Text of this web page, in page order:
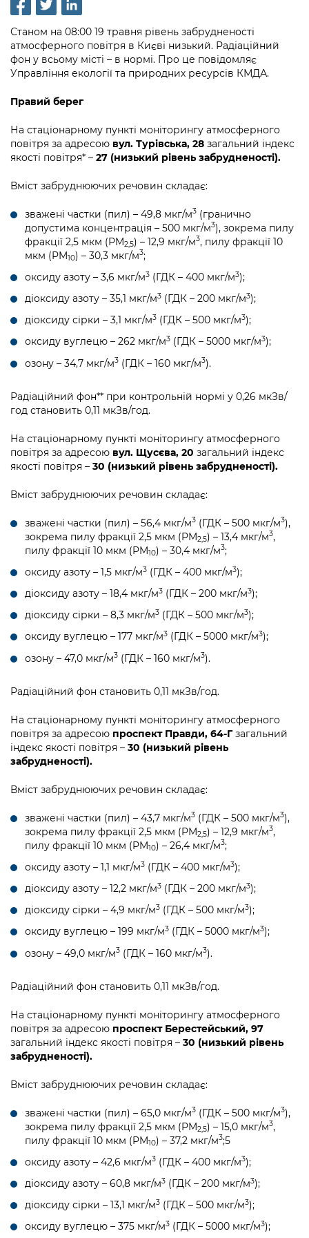
Рішення та розпорядження
Проєкти розпоряджень, що
перебувають на погодженні КМВА
Рішення Київради
Контактна інформація
Графік роботи та прийому громадян
Звернення громадян
Регуляторна діяльність
Промисловість і наука Києва
Підприємства, установи, організації
Kyiv International Relations
Річні звіти
Гендерна політика
Київська міська військова адміністрація
Освіта та навчальні заклади
Дороги, транспорт та парковки
Навколишнє середовище міста
Містобудування та земельні ділянки
Культура, спорт, дозвілля
Бізнес та ліцензування
Фінанси та бюджет
Безпека та правопорядок
Ритуальні послуги
Іноземцям / For foreigners
Пам'ятки культурної спадщини
Портал Захисників та Захисниць
Безбар'єрність
Міський застосунок Київ Цифровий
Важливе під час воєнного стану
Громадська експертиза
Громадський бюджет
Консультації з громадськістю
Громадська рада
Петиції
Відкритий бюджет
Контактний центр
Допомога учасникам АТО
Рада з питань внутрішньо переміщених
осіб при Київській міській військовій
адміністрації
«Ініціатива «Партнерство «Відкритий
Уряд» – місцевий рівень»
Важливе під час воєнного стану
Інформація з обмеженим доступом
Подати запит онлайн
інших актів
Нормативна база
Питання і відповіді про публічну
Порядок оскарження рішень, дій чи
бездіяльності розпорядників інформації
Звіти про опрацювання запитів на
публічну інформацію
Інформація для споживачів
Про відкриті дані
Медіагалерея
Підписатися на новини та анонси від
КМДА / Subscribe to announcements
from the KCSA
Порядок акредитації медіа /
Подати журналістський запит /
Submitting a media request
Зйомки в лікарнях в умовах воєнного
стану / Rules for media coverage of
hospitals at work under martial law
Контакти для медіа / Contacts for mass
Портал Послуг
Станом на 08:00 19 травня рівень забрудненості
атмосферного повітря в Києві низький. Радіаційний
фон у всьому місті – в нормі. Про це повідомляє
Управління екології та природних ресурсів КМДА.
Правий берег
На стаціонарному пункті моніторингу атмосферного
повітря за адресою вул. Турівська, 28 загальний індекс
якості повітря* – 27 (низький рівень забрудненості).
Вміст забруднюючих речовин складає:
зважені частки (пил) – 49,8 мкг/м3 (гранично
допустима концентрація – 500 мкг/м3), зокрема пилу
фракції 2,5 мкм (PM2,5) – 12,9 мкг/м3, пилу фракції 10
мкм (PM10) – 30,3 мкг/м3;
оксиду азоту – 3,6 мкг/м3 (ГДК – 400 мкг/м3);
діоксиду азоту – 35,1 мкг/м3 (ГДК – 200 мкг/м3);
діоксиду сірки – 3,1 мкг/м3 (ГДК – 500 мкг/м3);
оксиду вуглецю – 262 мкг/м3 (ГДК – 5000 мкг/м3);
озону – 34,7 мкг/м3 (ГДК – 160 мкг/м3).
Радіаційний фон** при контрольній нормі у 0,26 мкЗв/
год становить 0,11 мкЗв/год.
На стаціонарному пункті моніторингу атмосферного
повітря за адресою вул. Щусєва, 20 загальний індекс
якості повітря – 30 (низький рівень забрудненості).
Вміст забруднюючих речовин складає:
зважені частки (пил) – 56,4 мкг/м3 (ГДК – 500 мкг/м3),
зокрема пилу фракції 2,5 мкм (PM2,5) – 13,4 мкг/м3,
пилу фракції 10 мкм (PM10) – 30,4 мкг/м3;
оксиду азоту – 1,5 мкг/м3 (ГДК – 400 мкг/м3);
діоксиду азоту – 18,4 мкг/м3 (ГДК – 200 мкг/м3);
діоксиду сірки – 8,3 мкг/м3 (ГДК – 500 мкг/м3);
оксиду вуглецю – 177 мкг/м3 (ГДК – 5000 мкг/м3);
озону – 47,0 мкг/м3 (ГДК – 160 мкг/м3).
Радіаційний фон становить 0,11 мкЗв/год.
На стаціонарному пункті моніторингу атмосферного
повітря за адресою проспект Правди, 64-Гзагальний
індекс якості повітря – 30 (низький рівень
забрудненості).
Вміст забруднюючих речовин складає:
зважені частки (пил) – 43,7 мкг/м3 (ГДК – 500 мкг/м3),
зокрема пилу фракції 2,5 мкм (PM2,5) – 12,9 мкг/м3,
пилу фракції 10 мкм (PM10) – 26,4 мкг/м3;
оксиду азоту – 1,1 мкг/м3 (ГДК – 400 мкг/м3);
діоксиду азоту – 12,2 мкг/м3 (ГДК – 200 мкг/м3);
діоксиду сірки – 4,9 мкг/м3 (ГДК – 500 мкг/м3);
оксиду вуглецю – 199 мкг/м3 (ГДК – 5000 мкг/м3);
озону – 49,0 мкг/м3 (ГДК – 160 мкг/м3).
Радіаційний фон становить 0,11 мкЗв/год.
На стаціонарному пункті моніторингу атмосферного
повітря за адресою проспект Берестейський, 97
загальний індекс якості повітря – 30 (низький рівень
забрудненості).
Вміст забруднюючих речовин складає:
зважені частки (пил) – 65,0 мкг/м3 (ГДК – 500 мкг/м3),
зокрема пилу фракції 2,5 мкм (PM2,5) – 15,0 мкг/м3,
пилу фракції 10 мкм (PM10) – 37,2 мкг/м3;5
оксиду азоту – 42,6 мкг/м3 (ГДК – 400 мкг/м3);
діоксиду азоту – 60,8 мкг/м3 (ГДК – 200 мкг/м3);
діоксиду сірки – 13,1 мкг/м3 (ГДК – 500 мкг/м3);
оксиду вуглецю – 375 мкг/м3 (ГДК – 5000 мкг/м3);